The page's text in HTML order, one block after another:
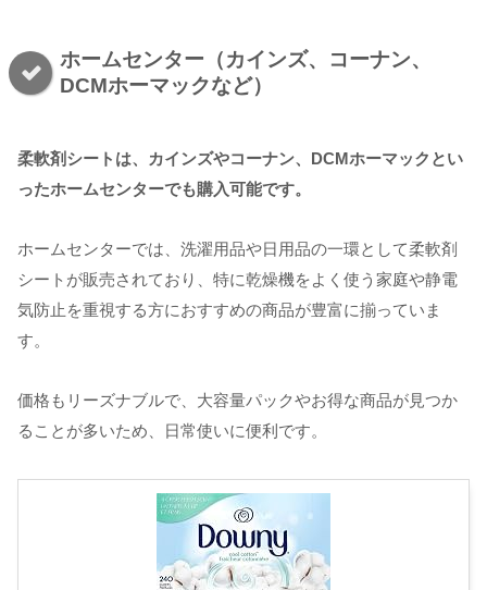
ホームセンター（カインズ、コーナン、
DCMホーマックなど）
柔軟剤シートは、カインズやコーナン、DCMホーマックとい
ったホームセンターでも購入可能です。
ホームセンターでは、洗濯用品や日用品の一環として柔軟剤
シートが販売されており、特に乾燥機をよく使う家庭や静電
気防止を重視する方におすすめの商品が豊富に揃っていま
す。
価格もリーズナブルで、大容量パックやお得な商品が見つか
ることが多いため、日常使いに便利です。